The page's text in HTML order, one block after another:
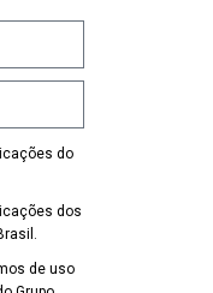
do
dos
de uso